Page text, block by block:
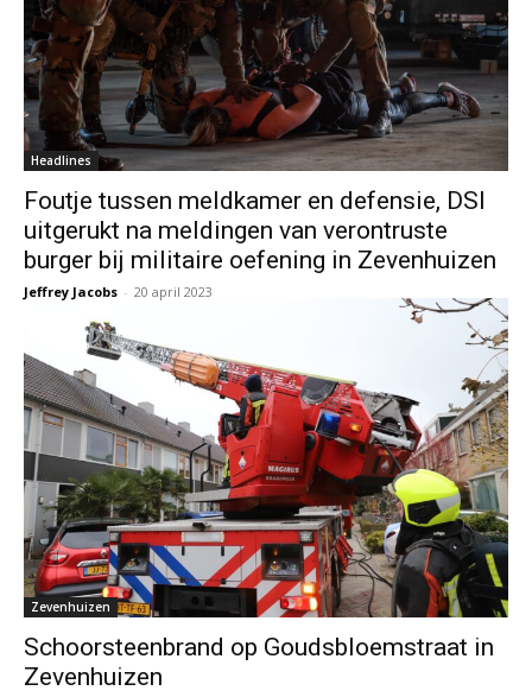
Headlines
Foutje tussen meldkamer en defensie, DSI
uitgerukt na meldingen van verontruste
burger bij militaire oefening in Zevenhuizen
Jeffrey Jacobs - 20 april 2023
Zevenhuizen
Schoorsteenbrand op Goudsbloemstraat in
Zevenhuizen